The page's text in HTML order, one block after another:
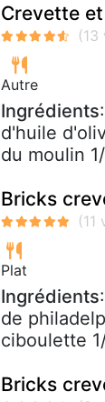
Crevette
Autre
Ingrédients
d'huile
du moulin
Bricks
Plat
Ingrédients
de
ciboulette
Bricks